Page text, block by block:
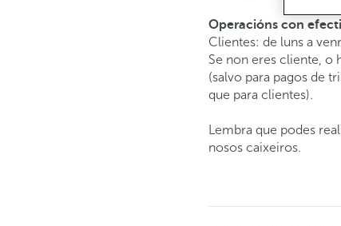
Operacións con
Clientes: de luns a
Se non eres cliente, o
(salvo para pagos de
que para clientes).
Lembra que podes
nosos caixeiros.